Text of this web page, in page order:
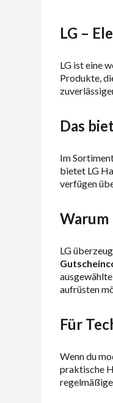
LG –
LG ist eine
Produkte,
Das
Im
bietet LG
verfügen
Warum
LG
aufrüsten
Für
Wenn du
praktische